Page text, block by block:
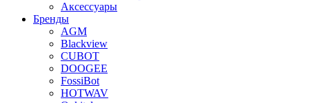
Аксессуары
Бренды
AGM
Blackview
CUBOT
DOOGEE
FossiBot
HOTWAV